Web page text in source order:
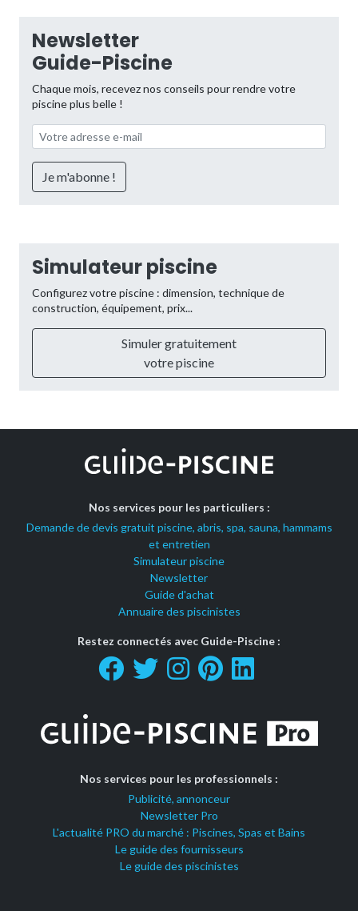
Newsletter
Guide-Piscine
Chaque mois, recevez nos conseils pour rendre votre
piscine plus belle !
Simulateur piscine
Configurez votre piscine : dimension, technique de
construction, équipement, prix...
Simuler gratuitement
votre piscine
Nos services pour les particuliers :
Demande de devis gratuit piscine, abris, spa, sauna, hammams
et entretien
Simulateur piscine
Newsletter
Guide d'achat
Annuaire des piscinistes
Restez connectés avec Guide-Piscine :
Nos services pour les professionnels :
Publicité, annonceur
Newsletter Pro
L'actualité PRO du marché : Piscines, Spas et Bains
Le guide des fournisseurs
Le guide des piscinistes